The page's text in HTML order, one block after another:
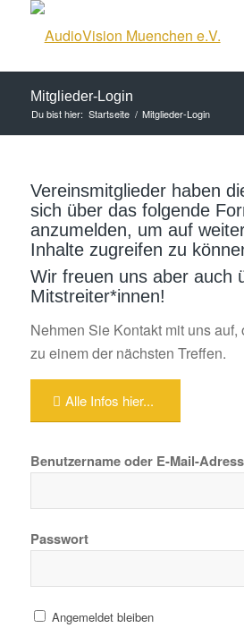
Mitglieder-Login
Du bist hier: Startseite / Mitglieder-Login
Vereinsmitglieder haben
sich über das folgende
anzumelden, um auf
Inhalte zugreifen zu
Wir freuen uns aber auch
Mitstreiter*innen!
Nehmen Sie Kontakt mit uns
zu einem der nächsten Treffen.
Alle Infos hier...
Benutzername oder E-Mail-
Passwort
Angemeldet bleiben